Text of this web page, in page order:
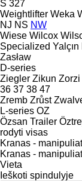
S 327
Weightlifter Weka
NJ NS NW
Wiese Wilcox
Specialized
Zasław
D-series
Ziegler Zikun Zorzi
36 37 38 47
Zremb Zrůst
L-series OZ
Özsan Trailer
rodyti visas
Kranas -
Kranas -
Vieta
Ieškoti spindulyje